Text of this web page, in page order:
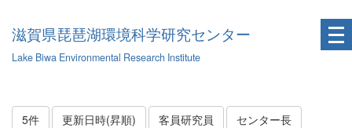
滋賀県琵琶湖環境科学研究センター
Lake Biwa Environmental Research Institute
5件 更新日時(昇順) 客員研究員 センター長